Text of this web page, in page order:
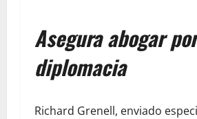
Asegura abogar
diplomacia
Richard Grenell, enviado